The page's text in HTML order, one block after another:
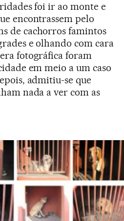
foi ir ao monte e
encontrassem pelo
de cachorros famintos
e olhando com cara
fotográfica foram
em meio a um caso
admitiu-se que
nada a ver com as